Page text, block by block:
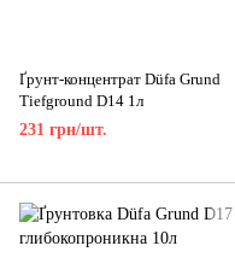
Ґрунт-концентрат Düfa Grund
Tiefground D14 1л
231 грн/шт.